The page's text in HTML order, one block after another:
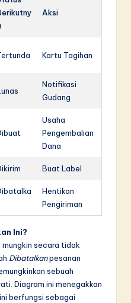
Aksi
Kartu Tagihan
Notifikasi
Gudang
Usaha
Pengembalian
Dana
Buat Label
Hentikan
Pengiriman
Ini?
secara tidak
Dibatalkanpesanan
sebuah
Diagram ini menegakkan
berfungsi sebagai